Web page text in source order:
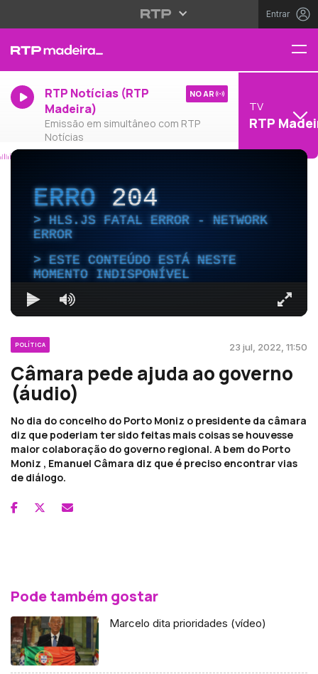
Entrar
RTP Notícias (RTP
Madeira)
Emissão em simultâneo com RTP
Notícias
NO AR
TV
RTP
ERRO204
HLS.JS FATAL ERROR - NETWORK
ERROR
ESTE CONTEÚDO ESTÁ NESTE
MOMENTO INDISPONÍVEL
POLÍTICA 23 jul, 2022, 11:50
Câmara pede ajuda ao governo
(áudio)
No dia do concelho do Porto Moniz o presidente da câmara
diz que poderiam ter sido feitas mais coisas se houvesse
maior colaboração do governo regional. A bem do Porto
Moniz , Emanuel Câmara diz que é preciso encontrar vias
de diálogo.
Pode também gostar
Marcelo dita prioridades (vídeo)